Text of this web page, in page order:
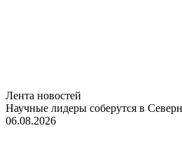
Лента новостей
Научные лидеры соберутся в
06.08.2026